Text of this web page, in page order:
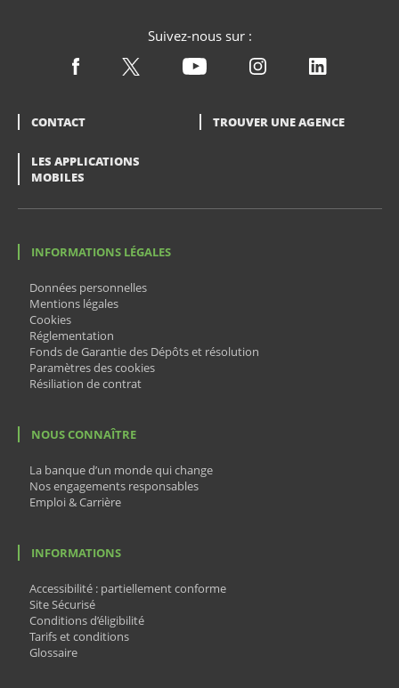
Suivez-nous sur :
CONTACT TROUVER UNE AGENCE
LES APPLICATIONS
MOBILES
INFORMATIONS LÉGALES
Données personnelles
Mentions légales
Cookies
Réglementation
Fonds de Garantie des Dépôts et résolution
Paramètres des cookies
Résiliation de contrat
NOUS CONNAÎTRE
La banque d’un monde qui change
Nos engagements responsables
Emploi & Carrière
INFORMATIONS
Accessibilité : partiellement conforme
Site Sécurisé
Conditions d’éligibilité
Tarifs et conditions
Glossaire